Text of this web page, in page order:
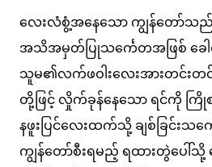
လေးလံစွံ့အနေသော ကျွန်တော်သ
အသိအမှတ်ပြုသင်္ကေတအဖြစ် ခေ
သူမ၏လက်ဖဝါးလေးအားတင်းတ
တို့ဖြင့် လှိုက်ခုန်နေသော ရင်ကို ကြို
နဖူးပြင်လေးထက်သို့ ချစ်ခြင်း
ကျွန်တော်စီးရမည့် ရထားတွဲပေါ်သို့